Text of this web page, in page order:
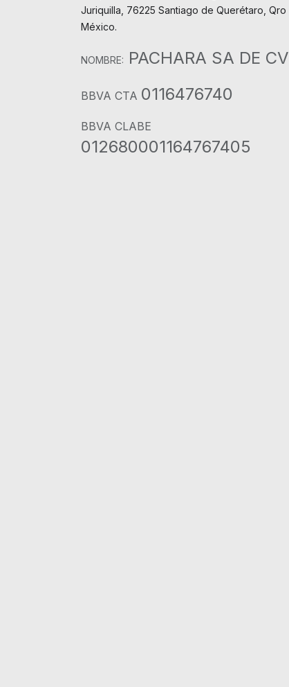
Juriquilla, 76225 Santiago de Querétaro, Qro
México.
NOMBRE: PACHARA SA DE CV
BBVA CTA 0116476740
BBVA CLABE
012680001164767405